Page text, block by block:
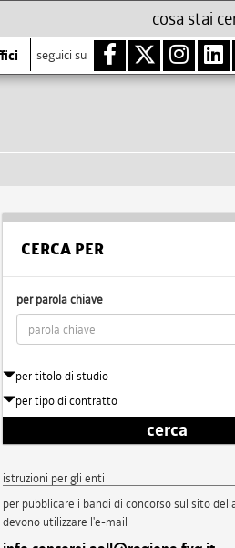
seguici su
CERCA PER
per parola chiave
per titolo di studio
per tipo di contratto
cerca
istruzioni per gli enti
per pubblicare i bandi di concorso sul sito
devono utilizzare l'e-mail